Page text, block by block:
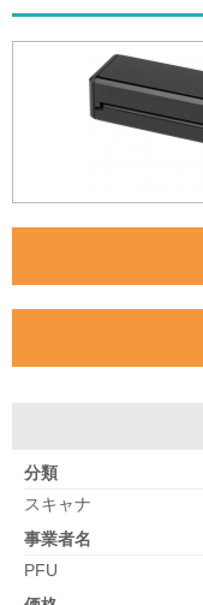
分類
スキャナ
事業者名
PFU